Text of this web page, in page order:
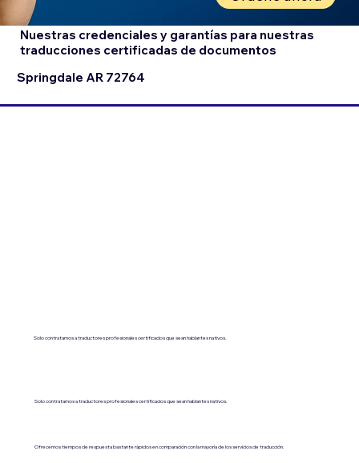
Nuestras credenciales y garantías para nuestras
traducciones certificadas de documentos
Springdale AR 72764
Solo contratamos a traductores profesionales certificados que sean hablantes nativos.
Solo contratamos a traductores profesionales certificados que sean hablantes nativos.
Ofrecemos tiempos de respuesta bastante rápidos en comparación con la mayoría de los servicios de traducción.